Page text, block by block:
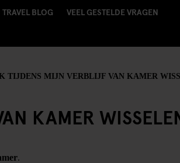
TRAVEL BLOG
VEEL GESTELDE VRAGEN
TIJDENS MIJN VERBLIJF VAN KAMER
KAMER
.